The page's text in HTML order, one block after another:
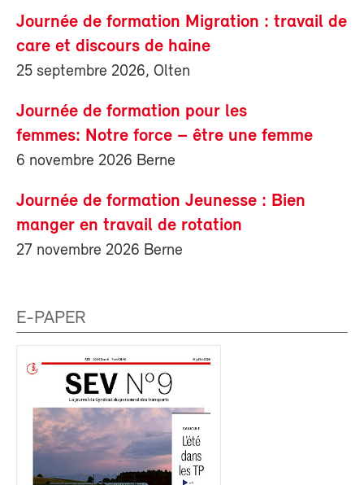
Journée de formation Migration : travail de
care et discours de haine
25 septembre 2026, Olten
Journée de formation pour les
femmes: Notre force – être une femme
6 novembre 2026 Berne
Journée de formation Jeunesse : Bien
manger en travail de rotation
27 novembre 2026 Berne
E-PAPER